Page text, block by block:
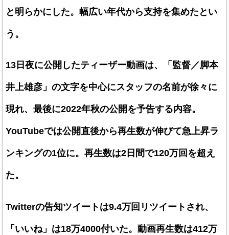
と明らかにした。幅広い年代から支持を集めたとい
う。
13日夜に公開したティーザー動画は、「監督／脚本
井上雄彦」の文字を中心にスタッフの名前が徐々に
現れ、最後に2022年秋の公開を予告する内容。
YouTubeでは公開直後から再生数が伸びて急上昇ラ
ンキングの1位に。再生数は2日間で120万回を超え
た。
Twitterの告知ツイートは9.4万回リツイートされ、
「いいね」は18万4000付いた。動画再生数は412万